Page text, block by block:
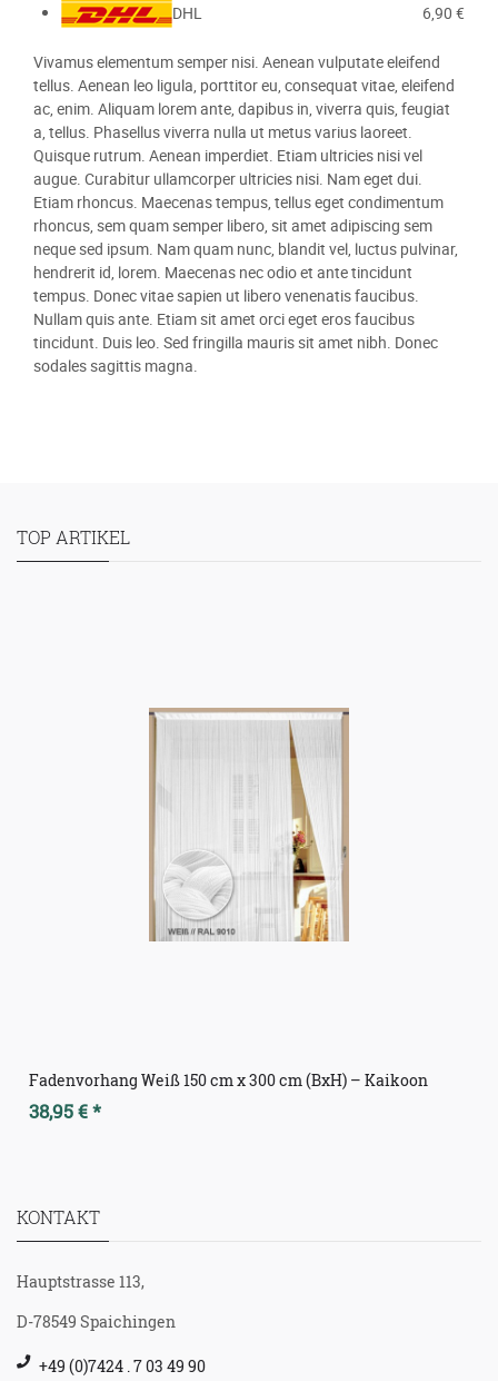
DHL
6,90 €
Vivamus elementum semper nisi. Aenean vulputate eleifend
tellus. Aenean leo ligula, porttitor eu, consequat vitae, eleifend
ac, enim. Aliquam lorem ante, dapibus in, viverra quis, feugiat
a, tellus. Phasellus viverra nulla ut metus varius laoreet.
Quisque rutrum. Aenean imperdiet. Etiam ultricies nisi vel
augue. Curabitur ullamcorper ultricies nisi. Nam eget dui.
Etiam rhoncus. Maecenas tempus, tellus eget condimentum
rhoncus, sem quam semper libero, sit amet adipiscing sem
neque sed ipsum. Nam quam nunc, blandit vel, luctus pulvinar,
hendrerit id, lorem. Maecenas nec odio et ante tincidunt
tempus. Donec vitae sapien ut libero venenatis faucibus.
Nullam quis ante. Etiam sit amet orci eget eros faucibus
tincidunt. Duis leo. Sed fringilla mauris sit amet nibh. Donec
sodales sagittis magna.
TOP ARTIKEL
Fadenvorhang Weiß 150 cm x 300 cm (BxH) – Kaikoon
38,95 € *
KONTAKT
Hauptstrasse 113,
D-78549 Spaichingen
+49 (0)7424 . 7 03 49 90